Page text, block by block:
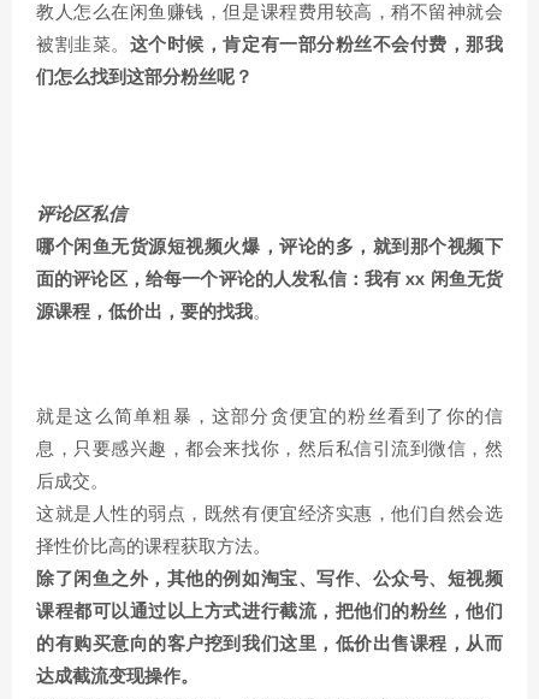
教人怎么在闲鱼赚钱，但是课程费用较高，稍不留神就会
被割韭菜。 这个时候，肯定有一部分粉丝不会付费，那我
们怎么找到这部分粉丝呢？
评论区私信
哪个闲鱼无货源短视频火爆，评论的多，就到那个视频下
面的评论区，给每一个评论的人发私信：我有 xx 闲鱼无货
源课程，低价出，要的找我。
就是这么简单粗暴，这部分贪便宜的粉丝看到了你的信
息，只要感兴趣，都会来找你，然后私信引流到微信，然
后成交。
这就是人性的弱点，既然有便宜经济实惠，他们自然会选
择性价比高的课程获取方法。
除了闲鱼之外，其他的例如淘宝、写作、公众号、短视频
课程都可以通过以上方式进行截流，把他们的粉丝，他们
的有购买意向的客户挖到我们这里，低价出售课程，从而
达成截流变现操作。